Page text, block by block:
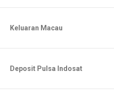
Keluaran Macau
Deposit Pulsa Indosat